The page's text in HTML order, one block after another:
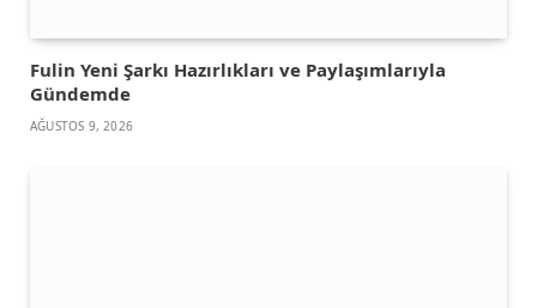
Fulin Yeni Şarkı Hazırlıkları ve Paylaşımlarıyla
Gündemde
AĞUSTOS 9, 2026